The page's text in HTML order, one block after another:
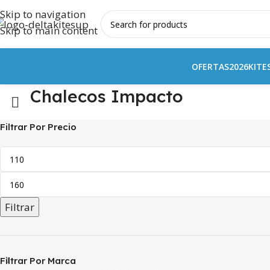
Skip to navigation
Skip to main content
OFERTAS2026
Chalecos Impacto
Filtrar Por Precio
Filtrar
Filtrar Por Marca